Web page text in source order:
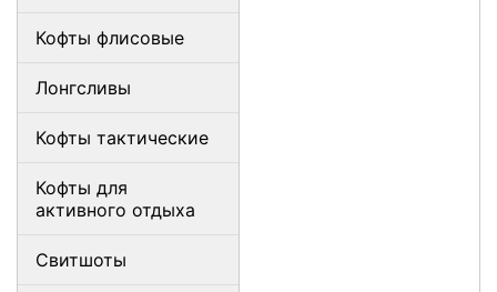
Кофты флисовые
Лонгсливы
Кофты тактические
Кофты для
активного отдыха
Свитшоты